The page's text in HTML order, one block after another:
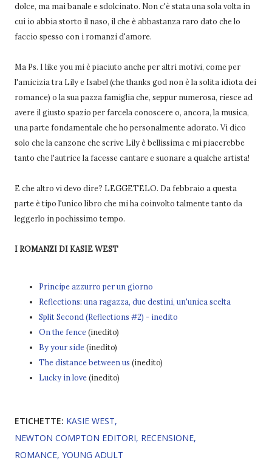
dolce, ma mai banale e sdolcinato. Non c'è stata una sola volta in
cui io abbia storto il naso, il che è abbastanza raro dato che lo
faccio spesso con i romanzi d'amore.
Ma Ps. I like you mi è piaciuto anche per altri motivi, come per
l'amicizia tra Lily e Isabel (che thanks god non è la solita idiota dei
romance) o la sua pazza famiglia che, seppur numerosa, riesce ad
avere il giusto spazio per farcela conoscere o, ancora, la musica,
una parte fondamentale che ho personalmente adorato. Vi dico
solo che la canzone che scrive Lily è bellissima e mi piacerebbe
tanto che l'autrice la facesse cantare e suonare a qualche artista!
E che altro vi devo dire? LEGGETELO. Da febbraio a questa
parte è tipo l'unico libro che mi ha coinvolto talmente tanto da
leggerlo in pochissimo tempo.
I ROMANZI DI KASIE WEST
Principe azzurro per un giorno
Reflections: una ragazza, due destini, un'unica scelta
Split Second (Reflections #2) - inedito
On the fence(inedito)
By your side(inedito)
The distance between us (inedito)
Lucky in love(inedito)
ETICHETTE: KASIE WEST
NEWTON COMPTON EDITORI RECENSIONE
ROMANCE YOUNG ADULT